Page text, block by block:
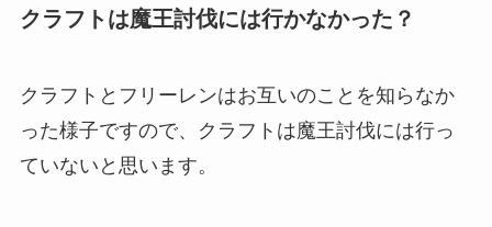
クラフトは魔王討伐には行かなかった？
クラフトとフリーレンはお互いのことを知らなか
った様子ですので、クラフトは魔王討伐には行っ
ていないと思います。